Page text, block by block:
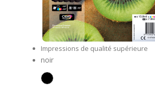
Impressions de qualité supérieure
noir